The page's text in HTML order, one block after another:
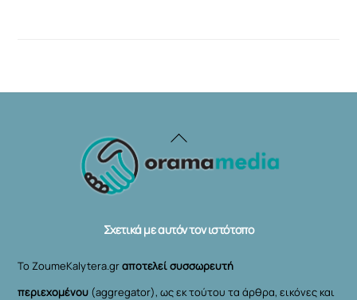
Back
To
Σχετικά με αυτόν τον ιστότοπο
Το ZoumeKalytera.grαποτελεί συσσωρευτή
περιεχομένου (aggregator), ως εκ τούτου τα άρθρα, εικόνες και